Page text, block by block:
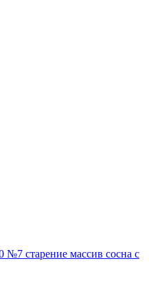
старение массив сосна с